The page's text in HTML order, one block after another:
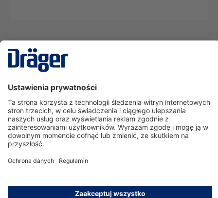
Serwisowa linia hotline
O nas
Korzystanie ze sklepu